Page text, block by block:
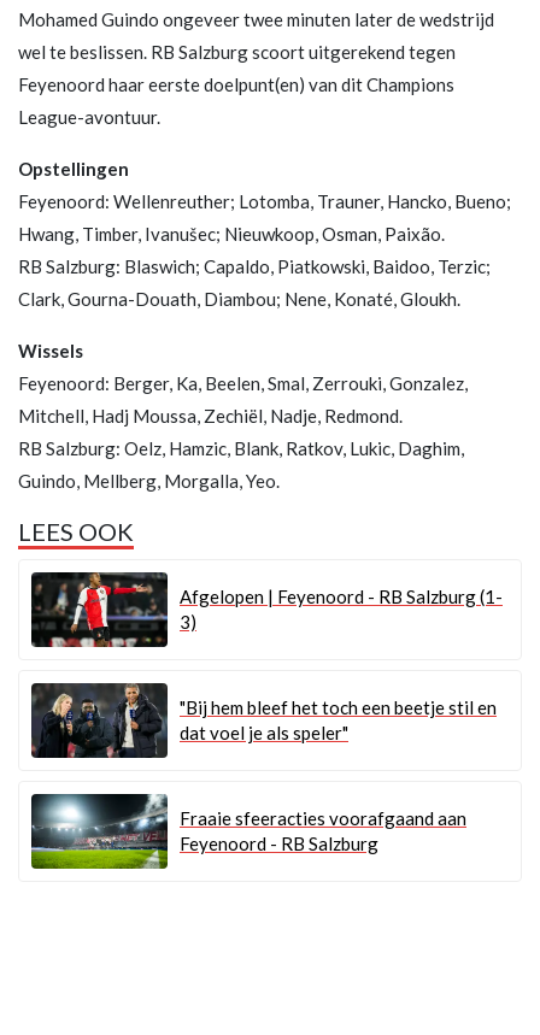
Mohamed Guindo ongeveer twee minuten later de wedstrijd
wel te beslissen. RB Salzburg scoort uitgerekend tegen
Feyenoord haar eerste doelpunt(en) van dit Champions
League-avontuur.
Opstellingen
Feyenoord: Wellenreuther; Lotomba, Trauner, Hancko, Bueno;
Hwang, Timber, Ivanušec; Nieuwkoop, Osman, Paixão.
RB Salzburg: Blaswich; Capaldo, Piatkowski, Baidoo, Terzic;
Clark, Gourna-Douath, Diambou; Nene, Konaté, Gloukh.
Wissels
Feyenoord: Berger, Ka, Beelen, Smal, Zerrouki, Gonzalez,
Mitchell, Hadj Moussa, Zechiël, Nadje, Redmond.
RB Salzburg: Oelz, Hamzic, Blank, Ratkov, Lukic, Daghim,
Guindo, Mellberg, Morgalla, Yeo.
LEES OOK
Afgelopen | Feyenoord - RB Salzburg (1-
3)
"Bij hem bleef het toch een beetje stil en
dat voel je als speler"
Fraaie sfeeracties voorafgaand aan
Feyenoord - RB Salzburg